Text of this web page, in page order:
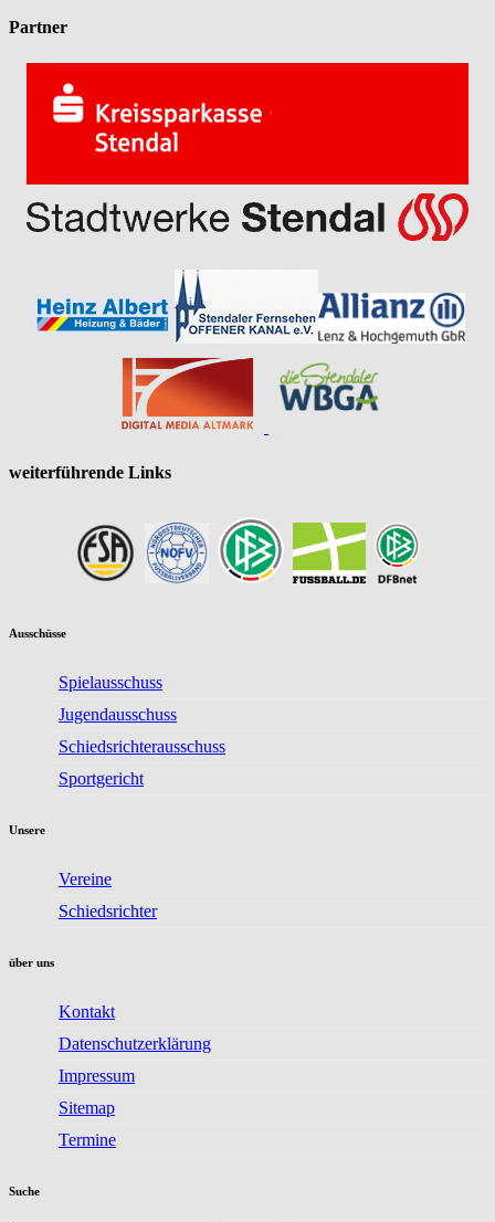
Partner
weiterführende Links
Ausschüsse
Spielausschuss
Jugendausschuss
Schiedsrichterausschuss
Sportgericht
Unsere
Vereine
Schiedsrichter
über uns
Kontakt
Datenschutzerklärung
Impressum
Sitemap
Termine
Suche